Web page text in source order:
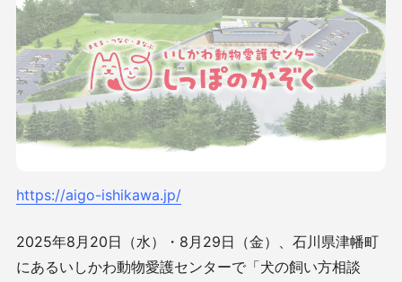
https://aigo-ishikawa.jp/
2025年8月20日（水）・8月29日（金）、石川県津幡町
にあるいしかわ動物愛護センターで「犬の飼い方相談